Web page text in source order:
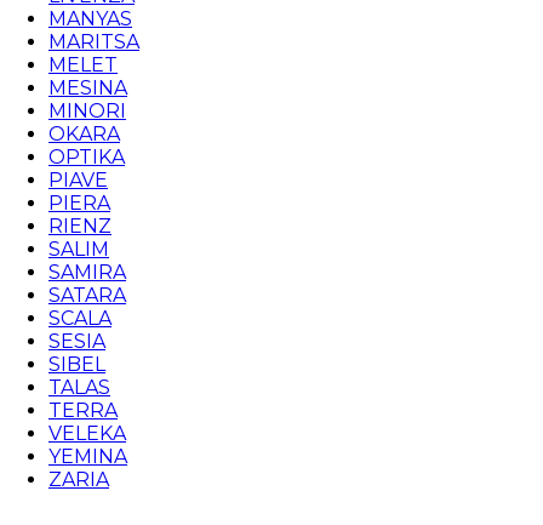
MANYAS
MARITSA
MELET
MESINA
MINORI
OKARA
OPTIKA
PIAVE
PIERA
RIENZ
SALIM
SAMIRA
SATARA
SCALA
SESIA
SIBEL
TALAS
TERRA
VELEKA
YEMINA
ZARIA